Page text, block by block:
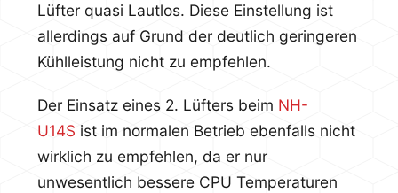
Lüfter quasi Lautlos. Diese Einstellung ist
allerdings auf Grund der deutlich geringeren
Kühlleistung nicht zu empfehlen.
Der Einsatz eines 2. Lüfters beim NH-
U14S ist im normalen Betrieb ebenfalls nicht
wirklich zu empfehlen, da er nur
unwesentlich bessere CPU Temperaturen